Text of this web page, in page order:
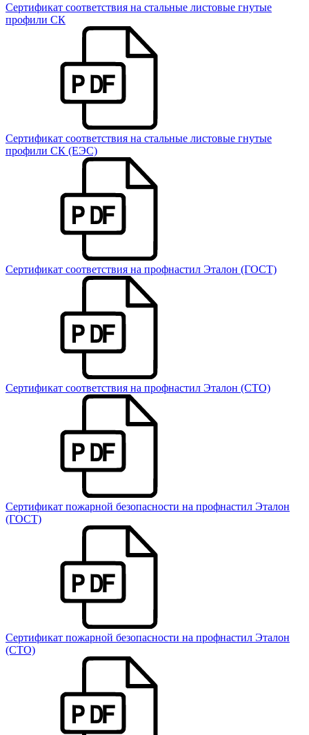
Сертификат соответствия на стальные листовые гнутые
профили СК
Сертификат соответствия на стальные листовые гнутые
профили СК (ЕЭС)
Сертификат соответствия на профнастил Эталон (ГОСТ)
Сертификат соответствия на профнастил Эталон (СТО)
Сертификат пожарной безопасности на профнастил Эталон
(ГОСТ)
Сертификат пожарной безопасности на профнастил Эталон
(СТО)